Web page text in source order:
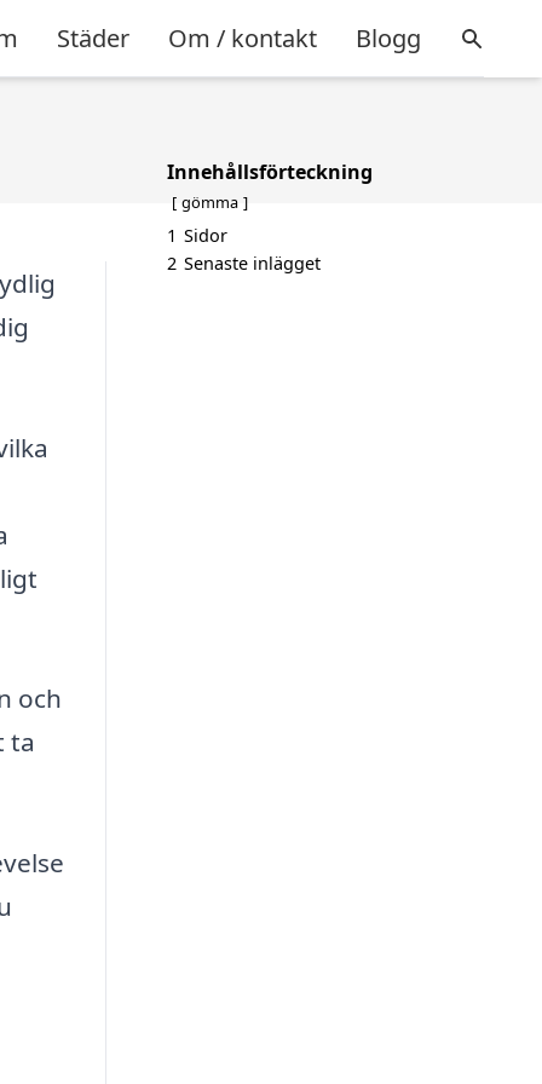
Städer Om / kontakt Blogg
och
ta
Innehållsförteckning
gömma
1 Sidor
2 Senaste inlägget